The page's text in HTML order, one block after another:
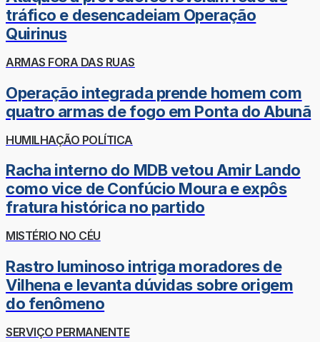
tráfico e desencadeiam Operação
Quirinus
ARMAS FORA DAS RUAS
Operação integrada prende homem com
quatro armas de fogo em Ponta do Abunã
HUMILHAÇÃO POLÍTICA
Racha interno do MDB vetou Amir Lando
como vice de Confúcio Moura e expôs
fratura histórica no partido
MISTÉRIO NO CÉU
Rastro luminoso intriga moradores de
Vilhena e levanta dúvidas sobre origem
do fenômeno
SERVIÇO PERMANENTE